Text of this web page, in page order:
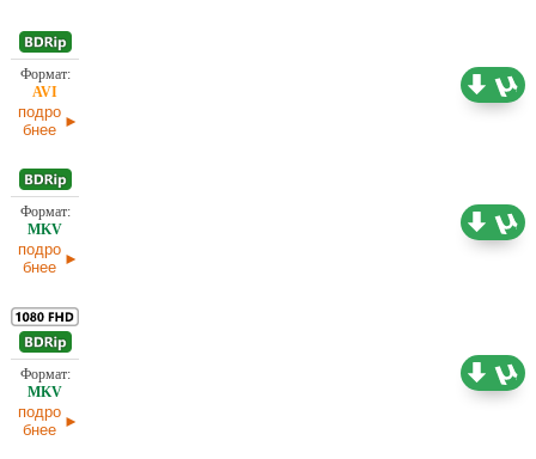
подро
бнее
подро
бнее
подро
бнее